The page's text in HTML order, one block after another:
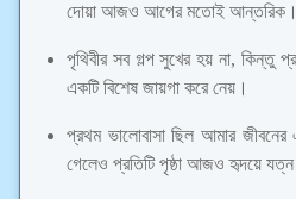
দোয়া আজও আগের মতোই আন্তরিক।
পৃথিবীর সব গল্প সুখের হয় না, কিন্তু
একটি বিশেষ জায়গা করে নেয়।
প্রথম ভালোবাসা ছিল আমার
গেলেও প্রতিটি পৃষ্ঠা আজও হৃদয়ে